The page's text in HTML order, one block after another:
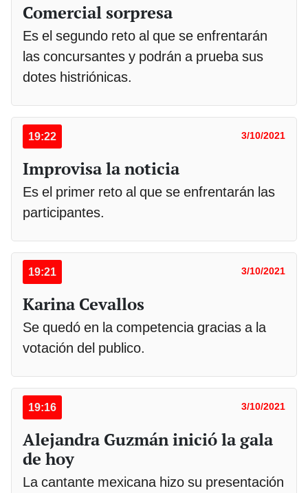
Comercial sorpresa
Es el segundo reto al que se enfrentarán
las concursantes y podrán a prueba sus
dotes histriónicas.
19:22 3/10/2021
Improvisa la noticia
Es el primer reto al que se enfrentarán las
participantes.
19:21 3/10/2021
Karina Cevallos
Se quedó en la competencia gracias a la
votación del publico.
19:16 3/10/2021
Alejandra Guzmán inició la gala
de hoy
La cantante mexicana hizo su presentación